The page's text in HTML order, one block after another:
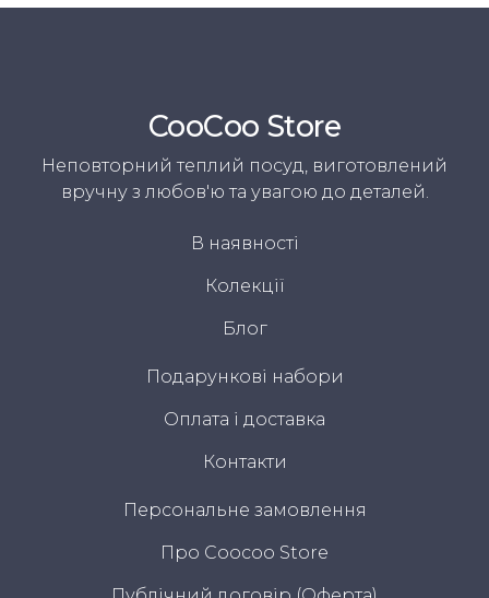
CooСoo Store
Неповторний теплий посуд, виготовлений
вручну з любов'ю та увагою до деталей.
В наявності
Колекції
Блог
Подарункові набори
Оплата і доставка
Контакти
Персональне замовлення
Про Coocoo Store